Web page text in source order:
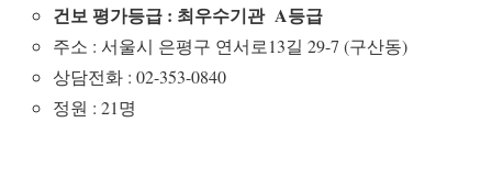
건보 평가등급 : 최우수기관 A등급
주소 : 서울시 은평구 연서로13길 29-7 (구산동)
상담전화 : 02-353-0840
정원 : 21명